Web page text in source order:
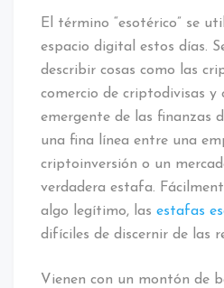
El término “esotérico” se
espacio digital estos días.
describir cosas como las
comercio de criptodivisas y
emergente de las finanzas
una fina línea entre una
criptoinversión o un
verdadera estafa.
algo legítimo, las estafas
difíciles de discernir de las
Vienen con un montón de